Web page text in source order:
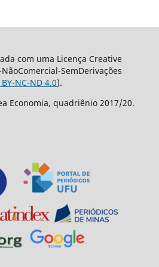
com uma Licença Creative
SemDerivações
BY-NC-ND 4.0).
Economia, quadriênio 2017/20.